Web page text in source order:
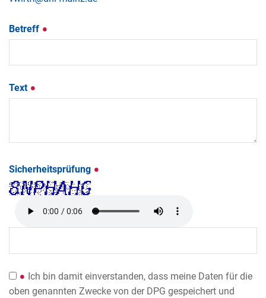
Betreff
Text
Sicherheitsprüfung
Ich bin damit einverstanden, dass meine Daten für die
oben genannten Zwecke von der DPG gespeichert und